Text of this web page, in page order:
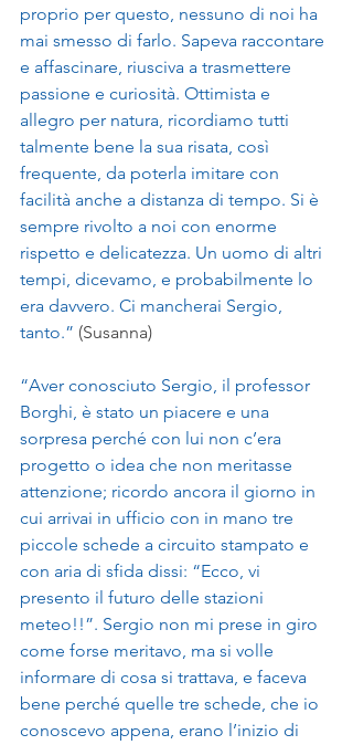
proprio per questo, nessuno di noi ha
mai smesso di farlo. Sapeva raccontare
e affascinare, riusciva a trasmettere
passione e curiosità. Ottimista e
allegro per natura, ricordiamo tutti
talmente bene la sua risata, così
frequente, da poterla imitare con
facilità anche a distanza di tempo. Si è
sempre rivolto a noi con enorme
rispetto e delicatezza. Un uomo di altri
tempi, dicevamo, e probabilmente lo
era davvero. Ci mancherai Sergio,
tanto.” (Susanna)
“Aver conosciuto Sergio, il professor
Borghi, è stato un piacere e una
sorpresa perché con lui non c’era
progetto o idea che non meritasse
attenzione; ricordo ancora il giorno in
cui arrivai in ufficio con in mano tre
piccole schede a circuito stampato e
con aria di sfida dissi: “Ecco, vi
presento il futuro delle stazioni
meteo!!”. Sergio non mi prese in giro
come forse meritavo, ma si volle
informare di cosa si trattava, e faceva
bene perché quelle tre schede, che io
conoscevo appena, erano l’inizio di